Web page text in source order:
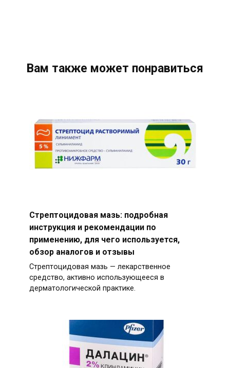
Вам также может понравиться
Стрептоцидовая мазь: подробная
инструкция и рекомендации по
применению, для чего используется,
обзор аналогов и отзывы
Стрептоцидовая мазь — лекарственное
средство, активно использующееся в
дерматологической практике.